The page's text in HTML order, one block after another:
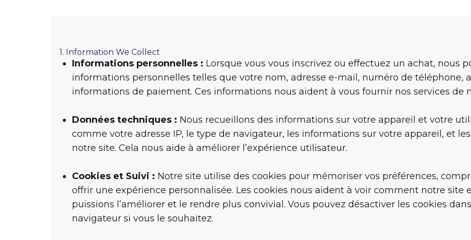
1. Information We Collect
Informations personnelles : Lorsque vous vous inscrivez ou effectuez un achat, nous
informations personnelles telles que votre nom, adresse e-mail, numéro de téléphone,
informations de paiement. Ces informations nous aident à vous fournir nos services de
Données techniques : Nous recueillons des informations sur votre appareil et votre
comme votre adresse IP, le type de navigateur, les informations sur votre appareil, et
notre site. Cela nous aide à améliorer l’expérience utilisateur.
Cookies et Suivi : Notre site utilise des cookies pour mémoriser vos préférences,
offrir une expérience personnalisée. Les cookies nous aident à voir comment notre site
puissions l’améliorer et le rendre plus convivial. Vous pouvez désactiver les cookies
navigateur si vous le souhaitez.